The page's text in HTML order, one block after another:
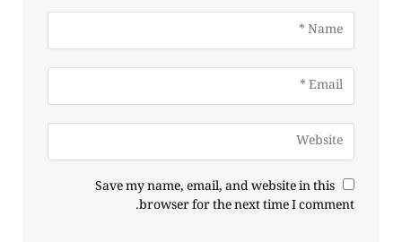
Save my name, email, and website in this
browser for the next time I comment.